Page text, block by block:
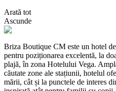
Arată tot
Ascunde
Briza Boutique CM este un hotel
pentru poziționarea excelentă, la
plajă, în zona Hotelului Vega.
căutate zone ale stațiunii, hotelul
mării, cât și la punctele de interes